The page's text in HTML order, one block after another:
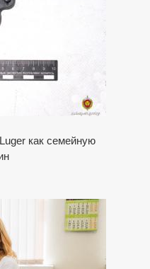
как семейную